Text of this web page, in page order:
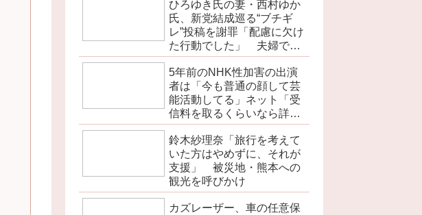
ひろゆき氏の妻・西村ゆか
氏、新党結成巡る“ブチギ
レ”投稿を謝罪「配慮に欠け
た行動でした」 夫婦で投
稿
5年前のNHK性加害の出演
者は「今も普通の顔して芸
能活動してる」ネット「受
信料を取るくらいなら詳細
を伝えよ」
鈴木紗理奈「旅行を考えて
いた方はやめずに、それが
支援」 被災地・熊本への
観光を呼びかけ
カズレーザー、車の任意保